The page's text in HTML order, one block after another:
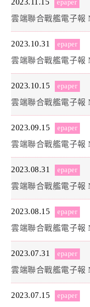
2023.11.15 epaper
雲端聯合戰艦電子報
2023.10.31 epaper
雲端聯合戰艦電子報
2023.10.15 epaper
雲端聯合戰艦電子報
2023.09.15 epaper
雲端聯合戰艦電子報
2023.08.31 epaper
雲端聯合戰艦電子報
2023.08.15 epaper
雲端聯合戰艦電子報
2023.07.31 epaper
雲端聯合戰艦電子報
2023.07.15 epaper